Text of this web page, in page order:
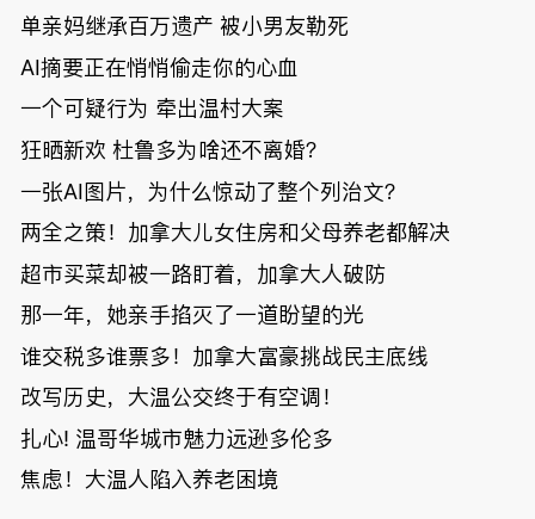
骗光2万美
元，还被卷
入跨国刑案
账户遭封！
亡；
单亲妈继承百万遗产 被小男友勒死
AI摘要正在悄悄偷走你的心血
一个可疑行为 牵出温村大案
狂晒新欢 杜鲁多为啥还不离婚？
一张AI图片，为什么惊动了整个列治文？
两全之策！加拿大儿女住房和父母养老都解决
超市买菜却被一路盯着，加拿大人破防
那一年，她亲手掐灭了一道盼望的光
谁交税多谁票多！加拿大富豪挑战民主底线
改写历史，大温公交终于有空调！
扎心! 温哥华城市魅力远逊多伦多
焦虑！大温人陷入养老困境